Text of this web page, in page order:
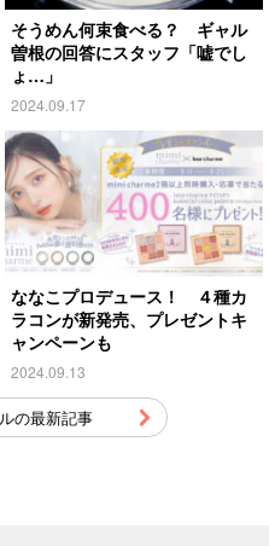
そうめん何束食べる？ ギャル
曽根の回答にスタッフ「嘘でし
ょ…」
2024.09.17
ななこプロデュース！ ４種カ
ラコンが新発売、プレゼントキ
ャンペーンも
2024.09.13
の最新記事